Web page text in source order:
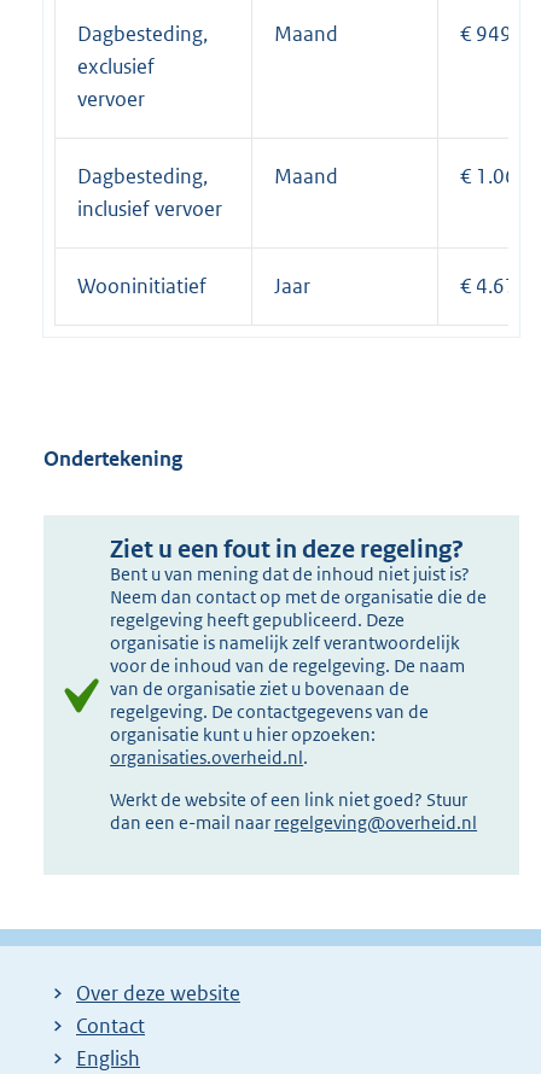
Dagbesteding,
exclusief
vervoer
Maand €
Dagbesteding,
inclusief vervoer
Maand €
Wooninitiatief Jaar €
Ondertekening
Ziet u een fout in deze regeling?
Bent u van mening dat de inhoud niet juist is?
Neem dan contact op met de organisatie die de
regelgeving heeft gepubliceerd. Deze
organisatie is namelijk zelf verantwoordelijk
voor de inhoud van de regelgeving. De naam
van de organisatie ziet u bovenaan de
regelgeving. De contactgegevens van de
organisatie kunt u hier opzoeken:
organisaties.overheid.nl.
Werkt de website of een link niet goed? Stuur
dan een e-mail naar regelgeving@overheid.nl
Over deze website
Contact
English